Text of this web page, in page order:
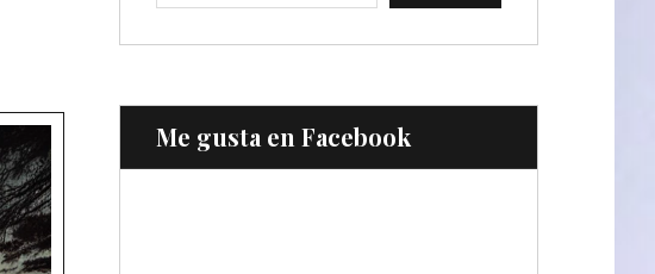
Me gusta en Facebook